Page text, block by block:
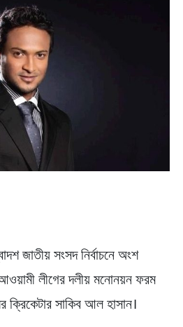
জাতীয় সংসদ নির্বাচনে অংশ
লীগের দলীয় মনোনয়ন ফরম
সাকিব আল হাসান।